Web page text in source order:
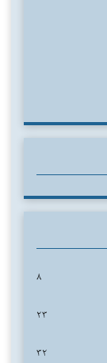
۸
۲۳
۳۲